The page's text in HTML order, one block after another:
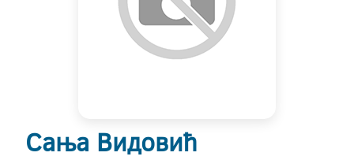
Сања Видовић